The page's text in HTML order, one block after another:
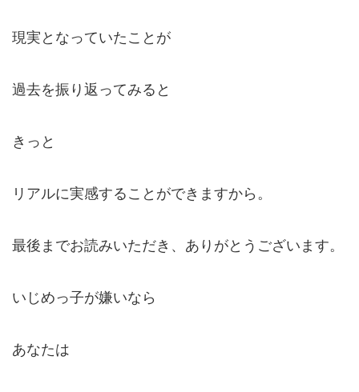
現実となっていたことが
過去を振り返ってみると
きっと
リアルに実感することができますから。
最後までお読みいただき、ありがとうございます。
いじめっ子が嫌いなら
あなたは